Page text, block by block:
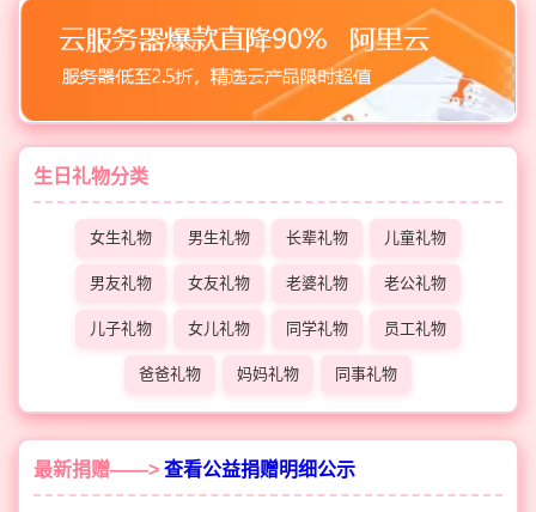
生日礼物分类
女生礼物 男生礼物 长辈礼物 儿童礼物
男友礼物 女友礼物 老婆礼物 老公礼物
儿子礼物 女儿礼物 同学礼物 员工礼物
爸爸礼物 妈妈礼物 同事礼物
最新捐赠——> 查看公益捐赠明细公示